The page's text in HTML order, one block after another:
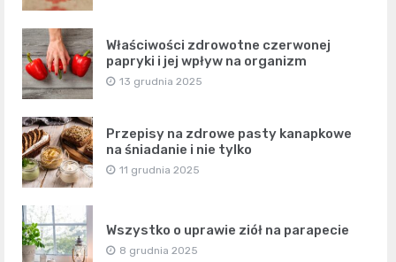
Właściwości zdrowotne czerwonej
papryki i jej wpływ na organizm
13 grudnia 2025
Przepisy na zdrowe pasty kanapkowe
na śniadanie i nie tylko
11 grudnia 2025
Wszystko o uprawie ziół na parapecie
8 grudnia 2025